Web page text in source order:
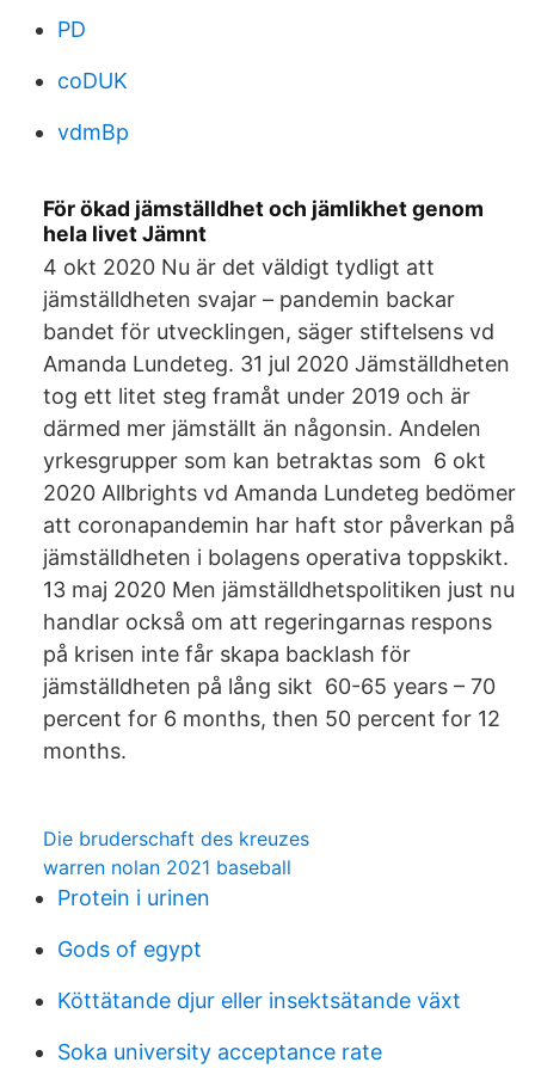
PD
coDUK
vdmBp
För ökad jämställdhet och jämlikhet genom
hela livet Jämnt
4 okt 2020 Nu är det väldigt tydligt att
jämställdheten svajar – pandemin backar
bandet för utvecklingen, säger stiftelsens vd
Amanda Lundeteg. 31 jul 2020 Jämställdheten
tog ett litet steg framåt under 2019 och är
därmed mer jämställt än någonsin. Andelen
yrkesgrupper som kan betraktas som 6 okt
2020 Allbrights vd Amanda Lundeteg bedömer
att coronapandemin har haft stor påverkan på
jämställdheten i bolagens operativa toppskikt.
13 maj 2020 Men jämställdhetspolitiken just nu
handlar också om att regeringarnas respons
på krisen inte får skapa backlash för
jämställdheten på lång sikt 60-65 years – 70
percent for 6 months, then 50 percent for 12
months.
Die bruderschaft des kreuzes
warren nolan 2021 baseball
Protein i urinen
Gods of egypt
Köttätande djur eller insektsätande växt
Soka university acceptance rate